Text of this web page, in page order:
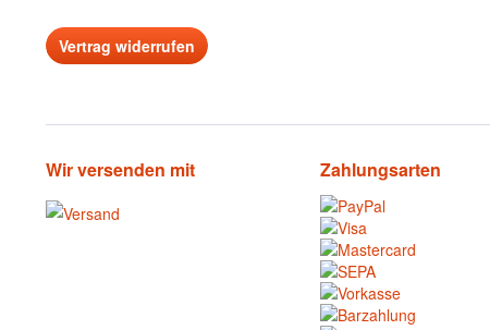
Vertrag widerrufen
Wir versenden mit Zahlungsarten